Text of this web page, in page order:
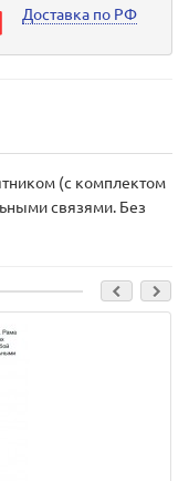
Доставка по РФ
(с комплектом
связями. Без